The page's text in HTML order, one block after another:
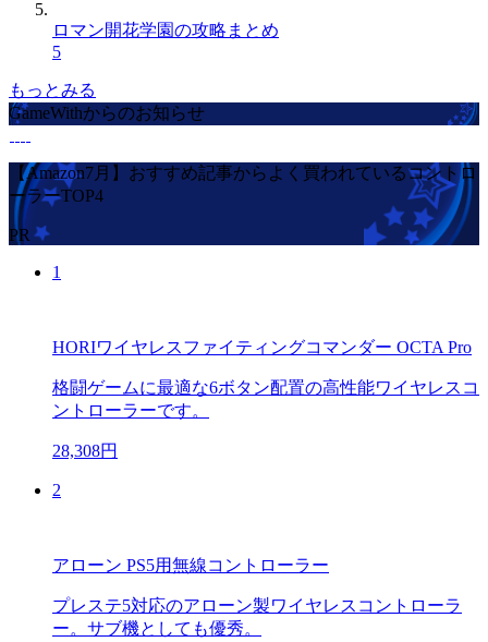
ロマン開花学園の攻略まとめ
5
もっとみる
GameWithからのお知らせ
【Amazon7月】おすすめ記事からよく買われているコントロ
ーラーTOP4
PR
1
HORIワイヤレスファイティングコマンダー OCTA Pro
格闘ゲームに最適な6ボタン配置の高性能ワイヤレスコ
ントローラーです。
28,308円
2
アローン PS5用無線コントローラー
プレステ5対応のアローン製ワイヤレスコントローラ
ー。サブ機としても優秀。